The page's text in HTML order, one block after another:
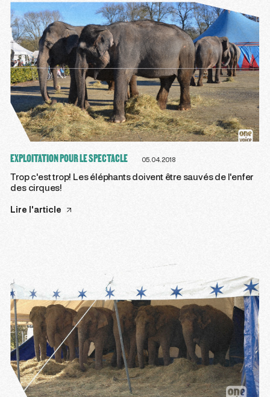
EXPLOITATION POUR LE SPECTACLE 05.04.2018
Trop c'est trop! Les éléphants doivent être sauvés de l'enfer
des cirques!
Lire l'article